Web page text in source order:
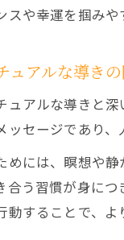
スや幸運を掴みや
ュアルな導き
ュアルな導きと
ッセージであり、
めには、瞑想や
合う習慣が身に
動することで、よ